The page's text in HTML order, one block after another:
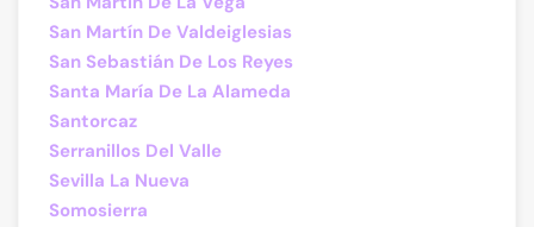
San Martín De Valdeiglesias
San Sebastián De Los Reyes
Santa María De La Alameda
Santorcaz
Serranillos Del Valle
Sevilla La Nueva
Somosierra